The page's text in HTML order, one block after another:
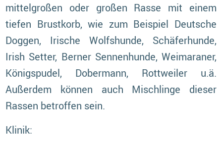
mittelgroßen oder großen Rasse mit einem
tiefen Brustkorb, wie zum Beispiel Deutsche
Doggen, Irische Wolfshunde, Schäferhunde,
Irish Setter, Berner Sennenhunde, Weimaraner,
Königspudel, Dobermann, Rottweiler u.ä.
Außerdem können auch Mischlinge dieser
Rassen betroffen sein.
Klinik: